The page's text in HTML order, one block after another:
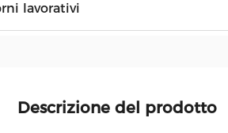
lavorativi
Descrizione del prodotto